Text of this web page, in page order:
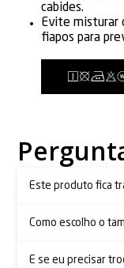
cabides.
Evite misturar
fiapos para
Este produto fica
Como escolho o
E se eu precisar